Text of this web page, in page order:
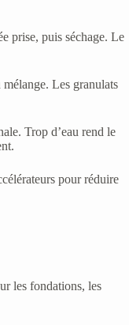
prise, puis séchage. Le
Les granulats
Trop d’eau rend le
pour réduire
les fondations, les